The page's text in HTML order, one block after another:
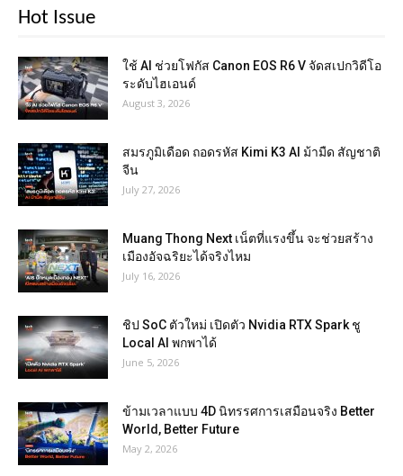
Hot Issue
ใช้ AI ช่วยโฟกัส Canon EOS R6 V จัดสเปกวิดีโอ
ระดับไฮเอนด์
August 3, 2026
สมรภูมิเดือด ถอดรหัส Kimi K3 AI ม้ามืด สัญชาติ
จีน
July 27, 2026
Muang Thong Next เน็ตที่แรงขึ้น จะช่วยสร้าง
เมืองอัจฉริยะได้จริงไหม
July 16, 2026
ชิป SoC ตัวใหม่ เปิดตัว Nvidia RTX Spark ชู
Local AI พกพาได้
June 5, 2026
ข้ามเวลาแบบ 4D นิทรรศการเสมือนจริง Better
World, Better Future
May 2, 2026